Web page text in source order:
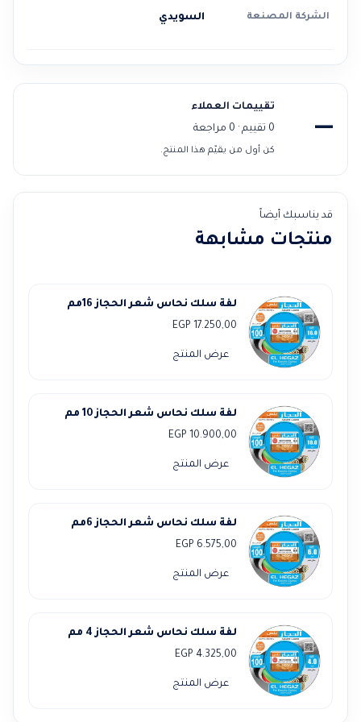
الشركة المصنعة السويدي
—
تقييمات العملاء
0 تقييم · 0 مراجعة
كن أول من يقيّم هذا المنتج.
قد يناسبك أيضاً
منتجات مشابهة
لفة سلك نحاس شعر الحجاز 16مم
17.250,00
EGP
عرض المنتج
لفة سلك نحاس شعر الحجاز 10 مم
10.900,00
EGP
عرض المنتج
لفة سلك نحاس شعر الحجاز 6مم
6.575,00
EGP
عرض المنتج
لفة سلك نحاس شعر الحجاز 4 مم
4.325,00
EGP
عرض المنتج